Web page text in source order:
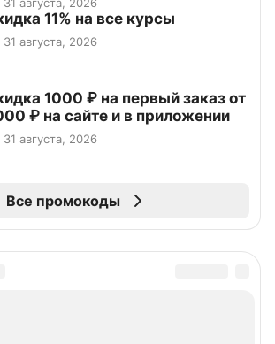
11% на все курсы
августа, 2026
1000 ₽ на первый заказ от
₽ на сайте и в приложении
августа, 2026
Все промокоды